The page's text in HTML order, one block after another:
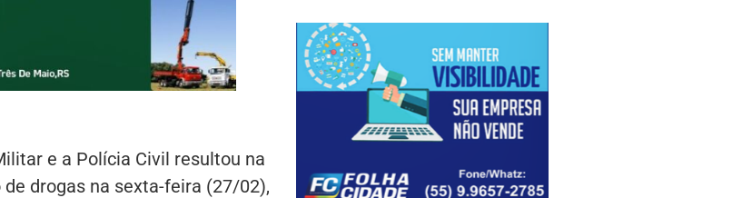
e a Polícia Civil resultou na
drogas na sexta-feira (27/02),